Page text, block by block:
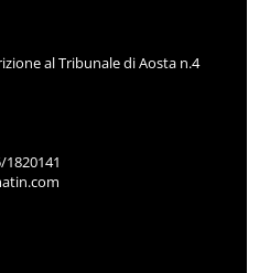
al Tribunale di Aosta n.4
1820141